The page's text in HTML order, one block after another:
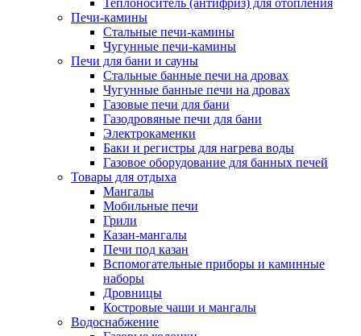
Теплоноситель (антифриз) для отопления
Печи-камины
Стальные печи-камины
Чугунные печи-камины
Печи для бани и сауны
Стальные банные печи на дровах
Чугунные банные печи на дровах
Газовые печи для бани
Газодровяные печи для бани
Электрокаменки
Баки и регистры для нагрева воды
Газовое оборудование для банных печей
Товары для отдыха
Мангалы
Мобильные печи
Грили
Казан-мангалы
Печи под казан
Вспомогательные приборы и каминные
наборы
Дровницы
Костровые чаши и мангалы
Водоснабжение